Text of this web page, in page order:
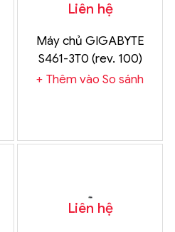
Liên hệ
Máy chủ GIGABYTE
S461-3T0 (rev. 100)
Chính Hãng
Thêm vào So sánh
Liên hệ